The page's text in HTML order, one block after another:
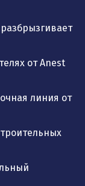
от Anest
линия от